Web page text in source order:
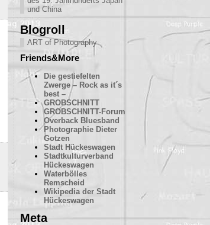
und China
Blogroll
ART of Photography
Friends&More
Die gestiefelten
Zwerge – Rock as it´s
best –
GROBSCHNITT
GROBSCHNITT-Forum
Overback Bluesband
Photographie Dieter
Gotzen
Stadt Hückeswagen
Stadtkulturverband
Hückeswagen
Waterbölles
Remscheid
Wikipedia der Stadt
Hückeswagen
Meta